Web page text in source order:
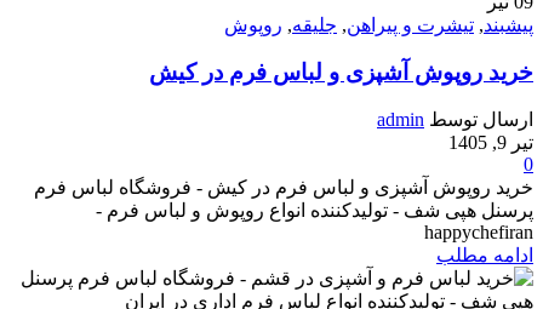
پیشبند, تیشرت و پیراهن, جلیقه, روپوش
خرید روپوش آشپزی و لباس فرم در کیش
ارسال توسط admin
تیر 9, 1405
0
خرید روپوش آشپزی و لباس فرم در کیش - فروشگاه لباس فرم
پرسنل هپی شف - تولیدکننده انواع روپوش و لباس فرم -
happychefiran
ادامه مطلب